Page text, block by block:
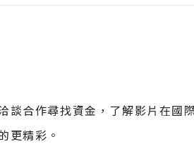
合作尋找資金，了解影片在國
更精彩。